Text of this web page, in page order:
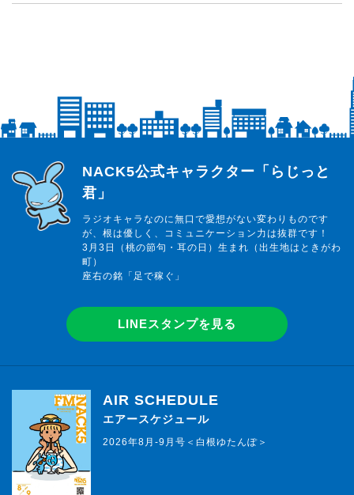
らじっと君
NACK5公式キャラクター「らじっと
君」
ラジオキャラなのに無口で愛想がない変わりものです
が、根は優しく、コミュニケーション力は抜群です！
3月3日（桃の節句・耳の日）生まれ（出生地はときがわ
町）
座右の銘「足で稼ぐ」
LINEスタンプを見る
AIR SCHEDULE
エアースケジュール
2026年8月-9月号＜白根ゆたんぽ＞